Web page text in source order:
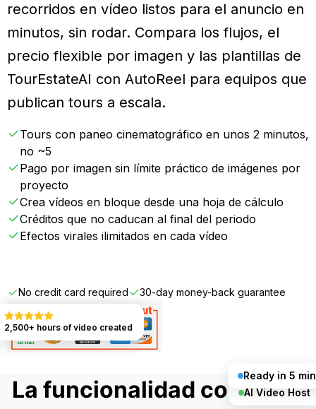
recorridos en vídeo listos para el anuncio en
minutos, sin rodar. Compara los flujos, el
precio flexible por imagen y las plantillas de
TourEstateAI con AutoReel para equipos que
publican tours a escala.
Tours con paneo cinematográfico en unos 2 minutos,
no ~5
Pago por imagen sin límite práctico de imágenes por
proyecto
Crea vídeos en bloque desde una hoja de cálculo
Créditos que no caducan al final del periodo
Efectos virales ilimitados en cada vídeo
No credit card required 30-day money-back guarantee
AI Video Host
Ready in 5 min
2,500+ hours of video created
La funcionalidad completa